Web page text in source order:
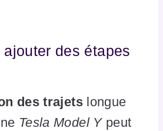
des étapes
des trajetslongue
Tesla Model Ypeut